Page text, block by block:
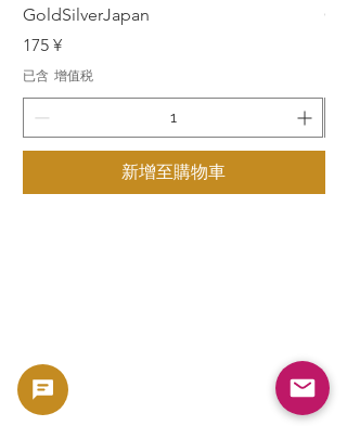
GoldSilverJapan
價格
175 ¥
已含 增值税
新增至購物車